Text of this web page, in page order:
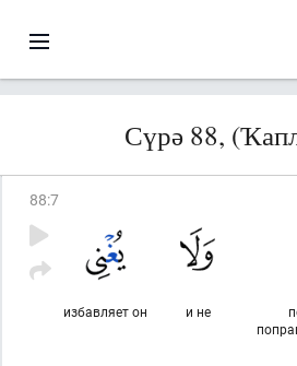
Сүрә 88,
88:7
и не
избавляет он